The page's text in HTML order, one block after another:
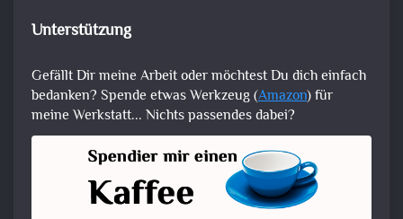
Unterstützung
Gefällt Dir meine Arbeit oder möchtest Du dich einfach
bedanken? Spende etwas Werkzeug (Amazon) für
meine Werkstatt... Nichts passendes dabei?